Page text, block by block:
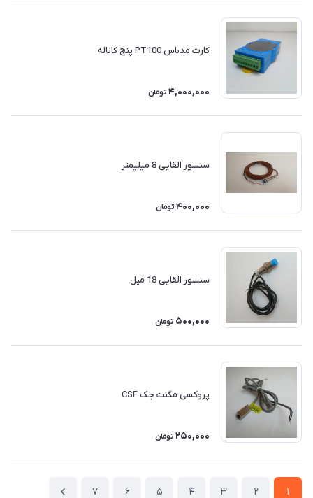
کارت مدباس PT100 پنج کاناله
4,000,000 تومان
سنسور القایی 8 میلیمتر
400,000 تومان
سنسور القایی 18 میل
500,000 تومان
پروکسی مگنت جک CSF
250,000 تومان
1
2
3
4
5
6
7